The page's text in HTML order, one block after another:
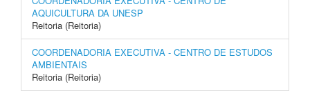
AQUICULTURA DA UNESP
Reitoria (Reitoria)
COORDENADORIA EXECUTIVA - CENTRO DE ESTUDOS
AMBIENTAIS
Reitoria (Reitoria)